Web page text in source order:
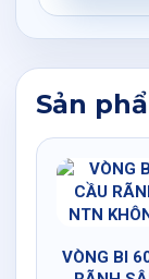
Sản
VÒNG BI